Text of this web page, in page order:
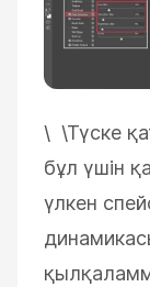
\ \Түске
бұл үшін
үлкен